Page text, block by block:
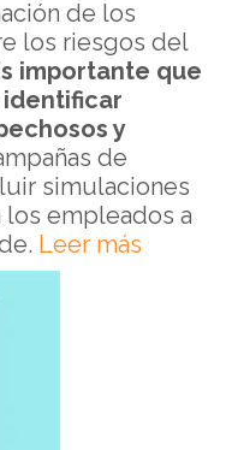
de los
los riesgos del
importante que
y
de
simulaciones
los empleados a
Leer más